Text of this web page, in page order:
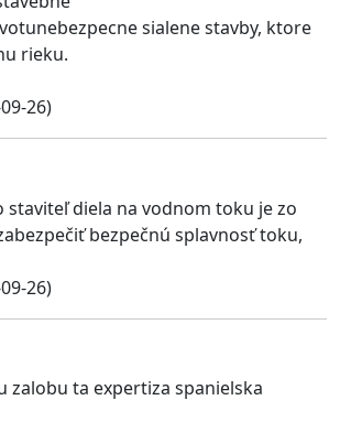
sialene stavby, ktore
rieku.
26)
staviteľ diela na vodnom toku je zo
bezpečnú splavnosť toku,
26)
zalobu ta expertiza spanielska